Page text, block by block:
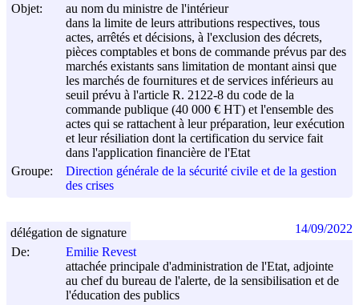
Objet:
au nom du ministre de l'intérieur
dans la limite de leurs attributions respectives, tous
actes, arrêtés et décisions, à l'exclusion des décrets,
pièces comptables et bons de commande prévus par des
marchés existants sans limitation de montant ainsi que
les marchés de fournitures et de services inférieurs au
seuil prévu à l'article R. 2122-8 du code de la
commande publique (40 000 € HT) et l'ensemble des
actes qui se rattachent à leur préparation, leur exécution
et leur résiliation dont la certification du service fait
dans l'application financière de l'Etat
Groupe:
Direction générale de la sécurité civile et de la gestion
des crises
De:
Emilie Revest
attachée principale d'administration de l'Etat, adjointe
au chef du bureau de l'alerte, de la sensibilisation et de
l'éducation des publics
délégation de signature 14/09/2022